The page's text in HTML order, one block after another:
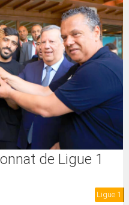
de Ligue 1
Ligue 1